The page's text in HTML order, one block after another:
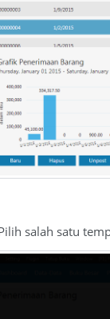
salah satu